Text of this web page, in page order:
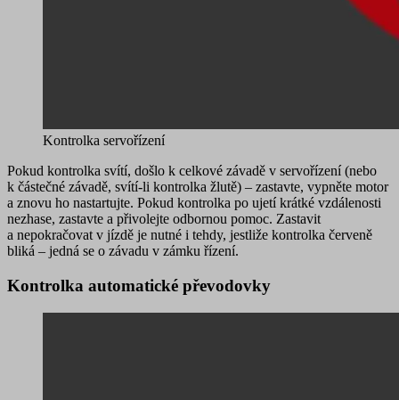
Kontrolka servořízení
Pokud kontrolka svítí, došlo k celkové závadě v servořízení(nebo
k částečné závadě, svítí-li kontrolka žlutě) – zastavte, vypněte motor
a znovu ho nastartujte. Pokud kontrolka po ujetí krátké vzdálenosti
nezhase, zastavte a přivolejte odbornou pomoc. Zastavit
a nepokračovat v jízdě je nutné i tehdy, jestliže kontrolka červeně
bliká – jedná se o závadu v zámku řízení.
Kontrolka automatické převodovky